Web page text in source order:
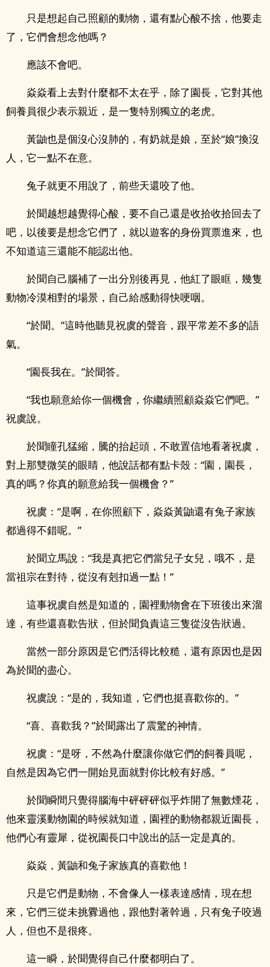
只是想起自己照顧的動物，還有點心酸不捨，他要走
了，它們會想念他嗎？
應該不會吧。
焱焱看上去對什麼都不太在乎，除了園長，它對其他
飼養員很少表示親近，是一隻特別獨立的老虎。
黃鼬也是個沒心沒肺的，有奶就是娘，至於“娘”換沒
人，它一點不在意。
兔子就更不用說了，前些天還咬了他。
於聞越想越覺得心酸，要不自己還是收拾收拾回去了
吧，以後要是想念它們了，就以遊客的身份買票進來，也
不知道這三還能不能認出他。
於聞自己腦補了一出分別後再見，他紅了眼眶，幾隻
動物冷漠相對的場景，自己給感動得快哽咽。
“於聞。”這時他聽見祝虞的聲音，跟平常差不多的語
氣。
“園長我在。”於聞答。
“我也願意給你一個機會，你繼續照顧焱焱它們吧。”
祝虞說。
於聞瞳孔猛縮，騰的抬起頭，不敢置信地看著祝虞，
對上那雙微笑的眼睛，他說話都有點卡殼：“園，園長，
真的嗎？你真的願意給我一個機會？”
祝虞：“是啊，在你照顧下，焱焱黃鼬還有兔子家族
都過得不錯呢。”
於聞立馬說：“我是真把它們當兒子女兒，哦不，是
當祖宗在對待，從沒有剋扣過一點！”
這事祝虞自然是知道的，園裡動物會在下班後出來溜
達，有些還喜歡告狀，但於聞負責這三隻從沒告狀過。
當然一部分原因是它們活得比較糙，還有原因也是因
為於聞的盡心。
祝虞說：“是的，我知道，它們也挺喜歡你的。”
“喜、喜歡我？”於聞露出了震驚的神情。
祝虞：“是呀，不然為什麼讓你做它們的飼養員呢，
自然是因為它們一開始見面就對你比較有好感。”
於聞瞬間只覺得腦海中砰砰砰似乎炸開了無數煙花，
他來靈溪動物園的時候就知道，園裡的動物都親近園長，
他們心有靈犀，從祝園長口中說出的話一定是真的。
焱焱，黃鼬和兔子家族真的喜歡他！
只是它們是動物，不會像人一樣表達感情，現在想
來，它們三從未挑釁過他，跟他對著幹過，只有兔子咬過
人，但也不是很疼。
這一瞬，於聞覺得自己什麼都明白了。